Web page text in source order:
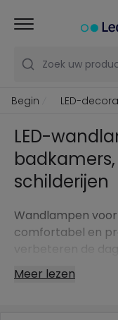
Zoek uw
Begin LED-
LED-
schilderijen
Wandlampen
comfortabel en
verbeteren de
een functionelere
Meer lezen